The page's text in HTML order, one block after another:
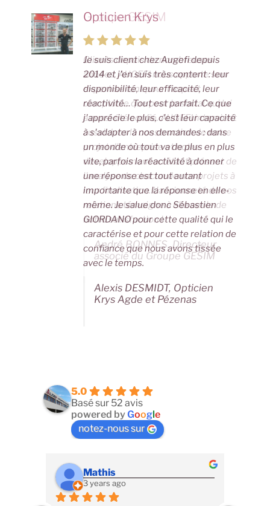
Opticien Krys
Je suis client chez Augefi depuis
2014 et j'en suis très content : leur
disponibilité, leur efficacité, leur
réactivité… Tout est parfait. Ce que
j'apprécie le plus, c'est leur capacité
à s'adapter à nos demandes : dans
un monde où tout va de plus en plus
vite, parfois la réactivité à donner
une réponse est tout autant
importante que la réponse en elle-
même. Je salue donc Sébastien
GIORDANO pour cette qualité qui le
caractérise et pour cette relation de
confiance que nous avons tissée
avec le temps.
Alexis DESMIDT, Opticien
Krys Agde et Pézenas
Groupe GESIM
Clients depuis de nombreuses
années, AUGEFI nous apporte son
expertise tant pour l'aspect
comptable que pour le social qui lui
a aussi été confié. AUGEFI intervient
aussi dans la construction de notre
projet d'entreprise et notre
développement en étant présent de
l'analyse de chacun de nos projets à
leur finalisation. L'ancienneté de nos
relations témoigne à elle seule de
notre satisfaction !
André BONNES, Directeur
associé du Groupe GESIM
5.0
Basé sur 52 avis
powered byGoogle
notez-nous sur
Mathis
3 years ago